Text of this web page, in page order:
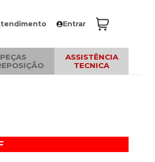
Entrar
PEÇAS
ASSISTÊNCIA
TECNICA